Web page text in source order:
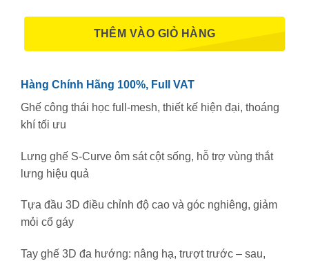
THÊM VÀO GIỎ HÀNG
Hàng Chính Hãng 100%, Full VAT
Ghế công thái học full-mesh, thiết kế hiện đại, thoáng
khí tối ưu
Lưng ghế S-Curve ôm sát cột sống, hỗ trợ vùng thắt
lưng hiệu quả
Tựa đầu 3D điều chỉnh độ cao và góc nghiêng, giảm
mỏi cổ gáy
Tay ghế 3D đa hướng: nâng hạ, trượt trước – sau,